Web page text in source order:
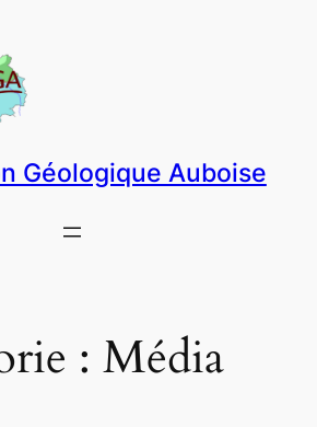
Géologique Auboise
: Média